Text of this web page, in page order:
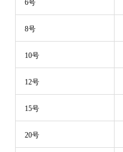
6号
8号
10号
12号
15号
20号